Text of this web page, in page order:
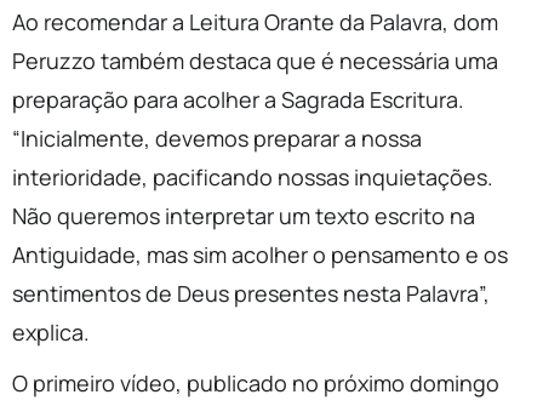
Ao recomendar a Leitura Orante da Palavra, dom
Peruzzo também destaca que é necessária uma
preparação para acolher a Sagrada Escritura.
“Inicialmente, devemos preparar a nossa
interioridade, pacificando nossas inquietações.
Não queremos interpretar um texto escrito na
Antiguidade, mas sim acolher o pensamento e os
sentimentos de Deus presentes nesta Palavra”,
explica.
O primeiro vídeo, publicado no próximo domingo